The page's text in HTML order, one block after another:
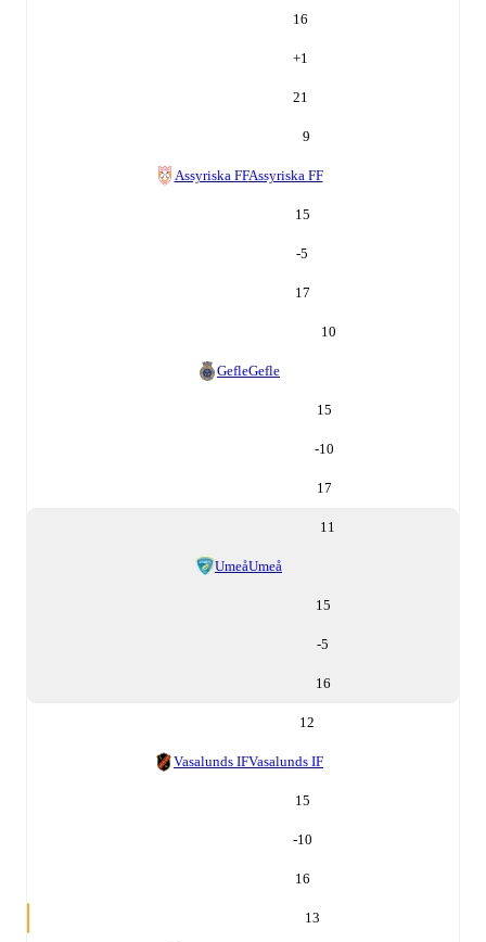
16
+1
21
9
Assyriska FFAssyriska FF
15
-5
17
10
GefleGefle
15
-10
17
11
UmeåUmeå
15
-5
16
12
Vasalunds IFVasalunds IF
15
-10
16
13